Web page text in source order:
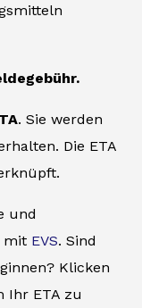
. Sie werden
Die ETA
und
mit EVS. Sind
Klicken
Ihr ETA zu